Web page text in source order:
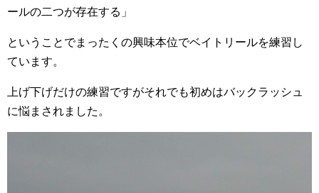
ールの二つが存在する」
ということでまったくの興味本位でベイトリールを練習し
ています。
上げ下げだけの練習ですがそれでも初めはバックラッシュ
に悩まされました。